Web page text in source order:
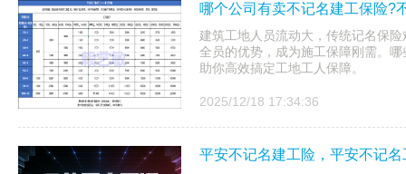
哪个公司有卖不记名建工保险?
建筑工地人员流动大，传统记名保
全员的优势，成为施工保障刚需。
助你高效搞定工地工人保障。
2025/12/18 17:34:36
平安不记名建工险，平安不记